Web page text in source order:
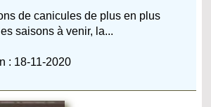
de canicules de plus en plus
saisons à venir, la...
: 18-11-2020